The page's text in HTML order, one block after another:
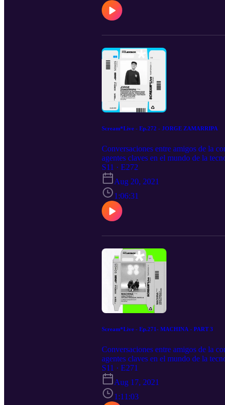
Scream*Live - Ep.272 - JORGE ZAMARRIPA
Conversaciones entre amigos de la
agentes claves en el mundo de la
https://tinyurl.com/337tmc85 Spotify:
RSS.com
S11 · E272
Aug 20, 2021
1:06:31
Scream*Live - Ep.271- MACHINA - PART 3
Conversaciones entre amigos de la
agentes claves en el mundo de la
https://tinyurl.com/337tmc85 Spotify:
RSS.com
S11 · E271
Aug 17, 2021
1:11:03